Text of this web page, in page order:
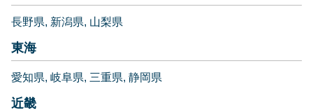
長野県 新潟県 山梨県
東海
愛知県 岐阜県 三重県 静岡県
近畿